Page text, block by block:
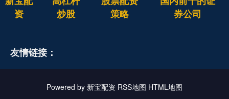
资
炒股
策略
券公司
友情链接：
Powered by 新宝配资 RSS地图 HTML地图